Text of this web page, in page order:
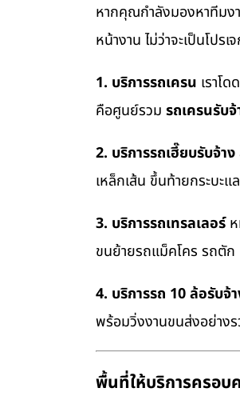
หากคุณกำลังมองหาทีมง
หน้างาน ไม่ว่าจะเป็นโป
1. บริการรถเครน เราโด
คือศูนย์รวม รถเครนรับจ้
2. บริการรถเฮี๊ยบรับจ้าง
เหล็กเส้น ขึ้นท้ายกระบะ
3. บริการรถเทรลเลอร์ห
ขนย้ายรถแม็คโคร รถตั
4. บริการรถ 10 ล้อรับจ้
พร้อมวิ่งงานขนส่งอย่างร
พื้นที่ให้บริการครอบ